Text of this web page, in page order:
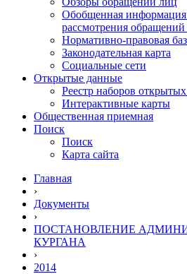
Обобщенная информация
рассмотрения
Нормативно-правовая
Законодательная карта
Социальные сети
Открытые данные
Реестр наборов
Интерактивные карты
Общественная приемная
Поиск
Поиск
Карта сайта
Главная
›
Документы
›
ПОСТАНОВЛЕНИЕ
КУРГАНА
›
2014